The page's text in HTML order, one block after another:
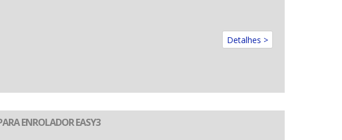
Detalhes >
ENROLADOR EASY3